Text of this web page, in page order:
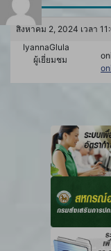
สิงหาคม 2, 2024 เวลา
IyannaGlula
ผู้เยี่ยมชม